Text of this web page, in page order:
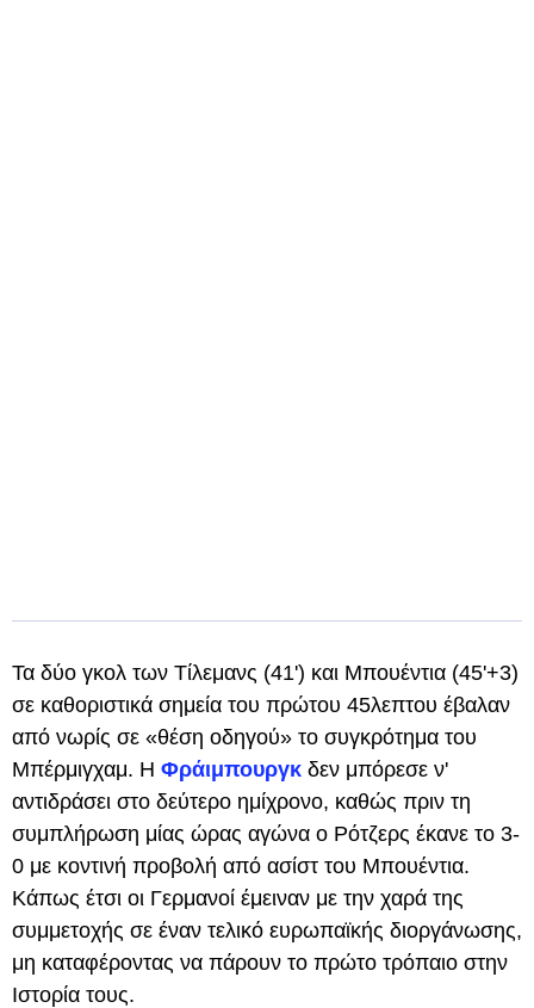
Τα δύο γκολ των Τίλεμανς (41') και Μπουέντια (45'+3)
σε καθοριστικά σημεία του πρώτου 45λεπτου έβαλαν
από νωρίς σε «θέση οδηγού» το συγκρότημα του
Μπέρμιγχαμ. Η Φράιμπουργκ δεν μπόρεσε ν'
αντιδράσει στο δεύτερο ημίχρονο, καθώς πριν τη
συμπλήρωση μίας ώρας αγώνα ο Ρότζερς έκανε το 3-
0 με κοντινή προβολή από ασίστ του Μπουέντια.
Κάπως έτσι οι Γερμανοί έμειναν με την χαρά της
συμμετοχής σε έναν τελικό ευρωπαϊκής διοργάνωσης,
μη καταφέροντας να πάρουν το πρώτο τρόπαιο στην
Ιστορία τους.